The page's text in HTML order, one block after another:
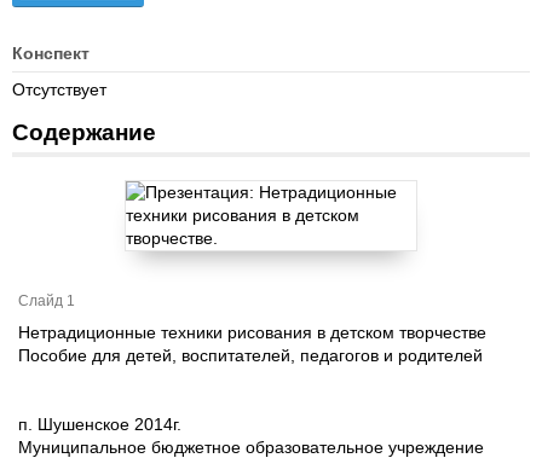
Конспект
Отсутствует
Содержание
Слайд 1
Нетрадиционные техники рисования в детском творчестве
Пособие для детей, воспитателей, педагогов и родителей
п. Шушенское 2014г.
Муниципальное бюджетное образовательное учреждение